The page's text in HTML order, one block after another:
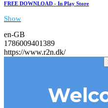
FREE DOWNLOAD - In Play Store
Show
en-GB
1786009401389
https://www.r2n.dk/